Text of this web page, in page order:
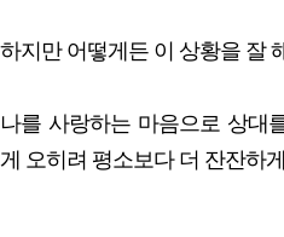
하지만 어떻게든 이 상황을 잘
나를 사랑하는 마음으로 상대
게 오히려 평소보다 더 잔잔하